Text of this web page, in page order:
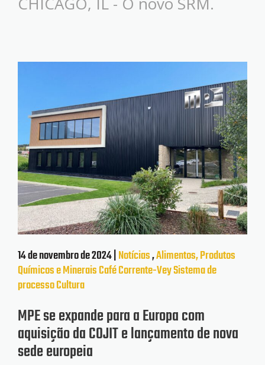
14 de novembro de 2024 |Notícias,Alimentos, Produtos
Químicos e MineraisCaféCorrente-VeySistema de
processoCultura
MPE se expande para a Europa com
aquisição da COJIT e lançamento de nova
sede europeia